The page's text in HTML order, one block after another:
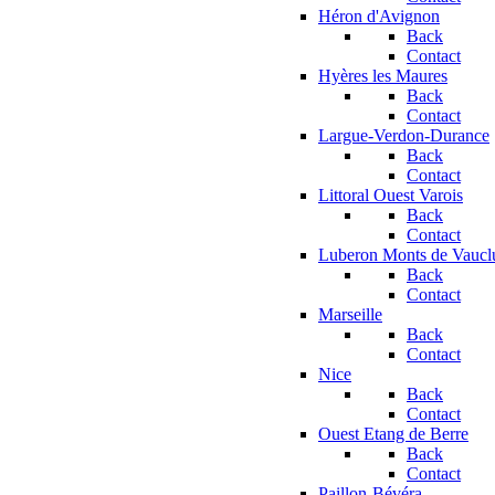
Héron d'Avignon
Back
Contact
Hyères les Maures
Back
Contact
Largue-Verdon-Durance
Back
Contact
Littoral Ouest Varois
Back
Contact
Luberon Monts de
Back
Contact
Marseille
Back
Contact
Nice
Back
Contact
Ouest Etang de Berre
Back
Contact